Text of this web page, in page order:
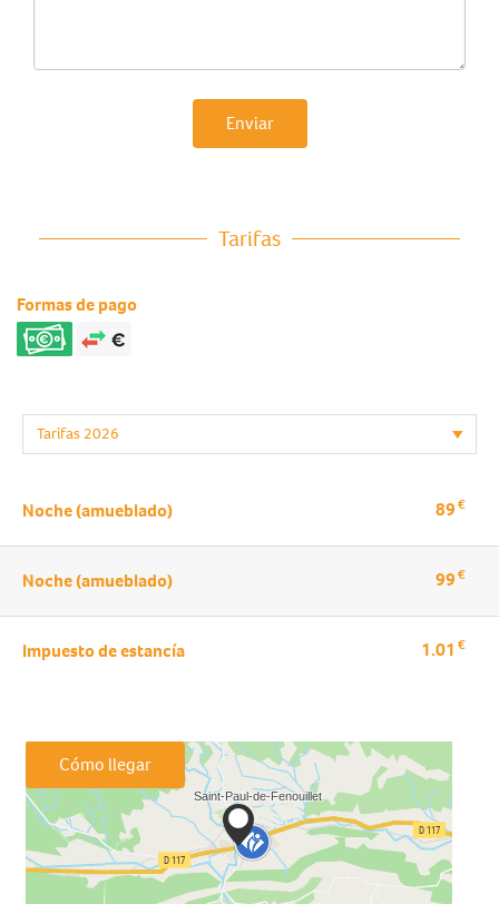
Enviar
Tarifas
Formas de pago
Noche (amueblado) 89€
Noche (amueblado) 99€
Impuesto de estancía 1.01 €
Cómo llegar